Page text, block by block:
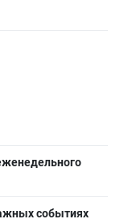
событиях